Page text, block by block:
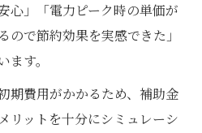
心」「電力ピーク時の単価が
ので節約効果を実感できた」
す。
期費用がかかるため、補助金
リットを十分にシミュレーシ